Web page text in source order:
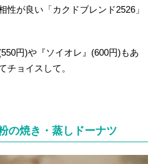
性が良い「カクドブレンド2526」
円)や『ソイオレ』(600円)もあ
チョイスして。
の焼き・蒸しドーナツ